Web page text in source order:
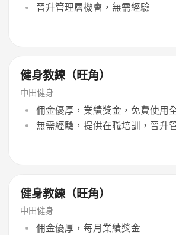
晉升管理層機會，無需經驗
健身教練（旺角）
中田健身
佣金優厚，業績獎金，免費使用
無需經驗，提供在職培訓，晉升
健身教練（旺角）
中田健身
佣金優厚，每月業績獎金